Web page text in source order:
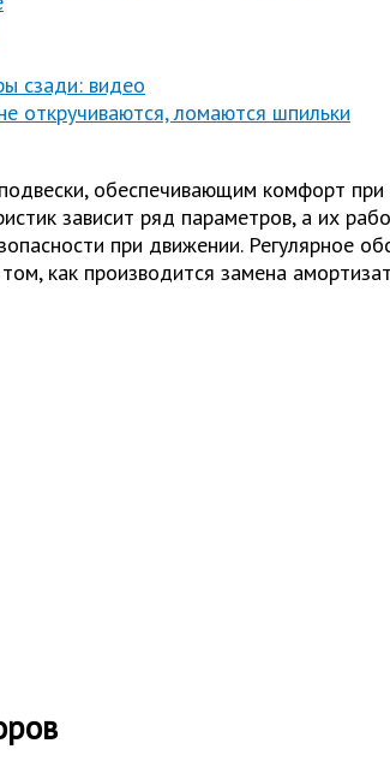
сзади: видео
откручиваются, ломаются шпильки
обеспечивающим комфорт при
зависит ряд параметров, а их
при движении. Регулярное
как производится замена